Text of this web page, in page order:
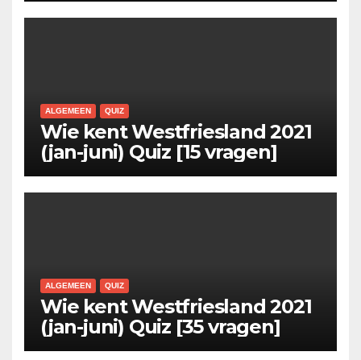
ALGEMEEN QUIZ
Wie kent Westfriesland 2021
(jan-juni) Quiz [15 vragen]
ALGEMEEN QUIZ
Wie kent Westfriesland 2021
(jan-juni) Quiz [35 vragen]